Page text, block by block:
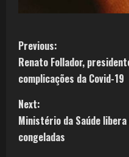
Previous:
Renato Follador,
complicações da Covid-19
Next:
Ministério da Saúde
congeladas